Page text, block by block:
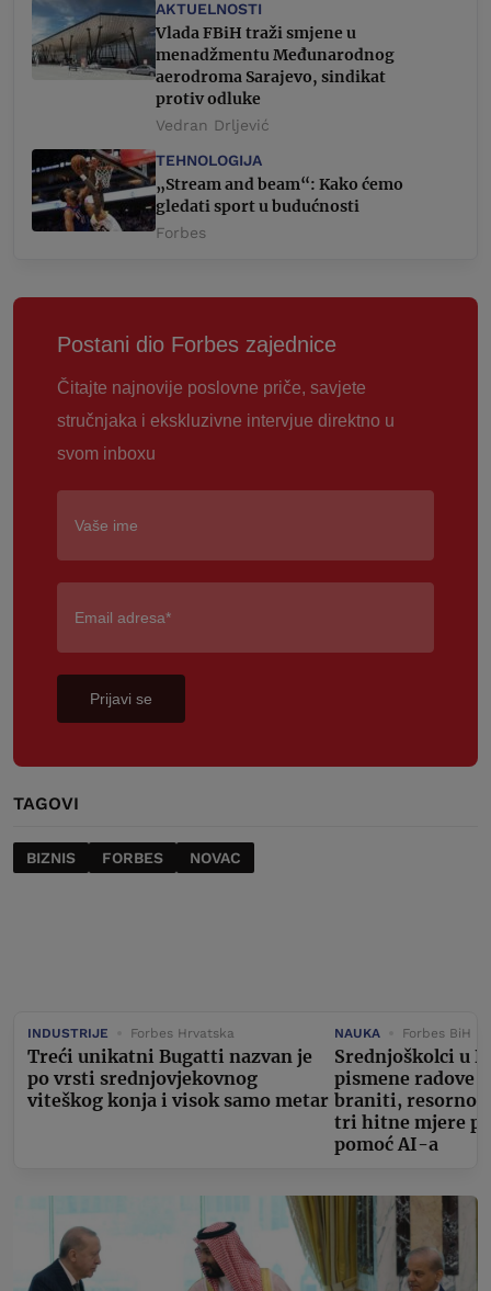
AKTUELNOSTI
Vlada FBiH traži smjene u
menadžmentu Međunarodnog
aerodroma Sarajevo, sindikat
protiv odluke
Vedran Drljević
TEHNOLOGIJA
„Stream and beam“: Kako ćemo
gledati sport u budućnosti
Forbes
Postani dio Forbes zajednice
Čitajte najnovije poslovne priče, savjete
stručnjaka i ekskluzivne intervjue direktno u
svom inboxu
Prijavi se
TAGOVI
BIZNIS FORBES NOVAC
INDUSTRIJE Forbes Hrvatska
Treći unikatni Bugatti nazvan je
po vrsti srednjovjekovnog
viteškog konja i visok samo metar
NAUKA Forbes BiH
Srednjoškolci u
pismene radove
braniti, resorno
tri hitne mjere
pomoć AI-a